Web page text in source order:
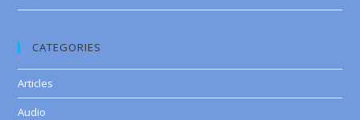
CATEGORIES
Articles
Audio